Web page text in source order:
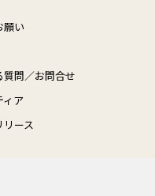
願い
質問／お問合せ
ィア
リース